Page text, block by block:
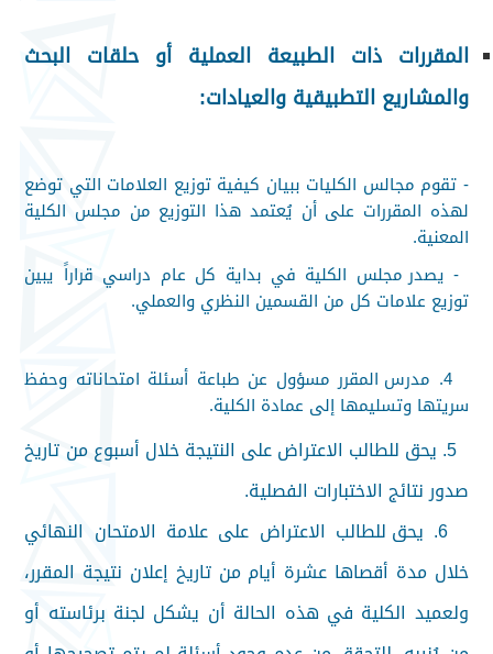
المقررات ذات الطبيعة العملية أو حلقات البحث
والمشاريع التطبيقية والعيادات:
- تقوم مجالس الكليات ببيان كيفية توزيع العلامات التي توضع
لهذه المقررات على أن يُعتمد هذا التوزيع من مجلس الكلية
المعنية.
- يصدر مجلس الكلية في بداية كل عام دراسي قراراً يبين
توزيع علامات كل من القسمين النظري والعملي.
4. مدرس المقرر مسؤول عن طباعة أسئلة امتحاناته وحفظ
سريتها وتسليمها إلى عمادة الكلية.
5. يحق للطالب الاعتراض على النتيجة خلال أسبوع من تاريخ
صدور نتائج الاختبارات الفصلية.
6. يحق للطالب الاعتراض على علامة الامتحان النهائي
خلال مدة أقصاها عشرة أيام من تاريخ إعلان نتيجة المقرر،
ولعميد الكلية في هذه الحالة أن يشكل لجنة برئاسته أو